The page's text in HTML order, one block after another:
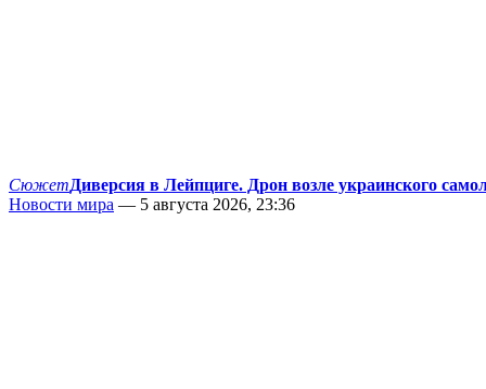
СюжетДиверсия в Лейпциге. Дрон возле украинского
Новости мира — 5 августа 2026, 23:36